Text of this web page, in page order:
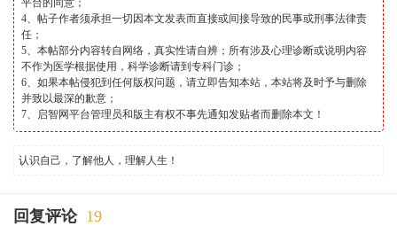
平台的同意；
4、帖子作者须承担一切因本文发表而直接或间接导致的民事或刑事法律责
任；
5、本帖部分内容转自网络，真实性请自辨；所有涉及心理诊断或说明内容
不作为医学根据使用，科学诊断请到专科门诊；
6、如果本帖侵犯到任何版权问题，请立即告知本站，本站将及时予与删除
并致以最深的歉意；
7、启智网平台管理员和版主有权不事先通知发贴者而删除本文！
认识自己，了解他人，理解人生！
回复评论 19